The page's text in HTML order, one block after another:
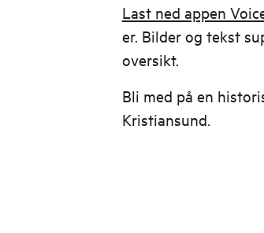
Last ned appen
er. Bilder og tekst
oversikt.
Bli med på en
Kristiansund.